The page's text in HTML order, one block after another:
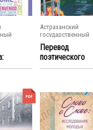
Астраханский
государственный
университет
Перевод
поэтического
наследия Ивана